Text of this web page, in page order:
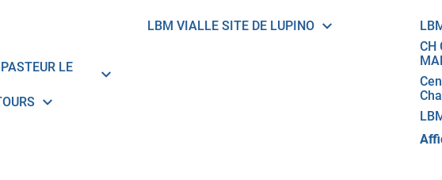
LE
LBM VIALLE SITE DE LUPINO
CH